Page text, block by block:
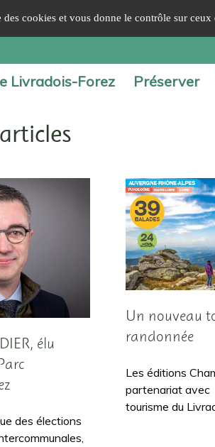
Livradois-Forez Préserver
élu
des élections
Un nouveau
randonnée
Les éditions
partenariat avec
tourisme du
des cookies et vous donne le contrôle sur